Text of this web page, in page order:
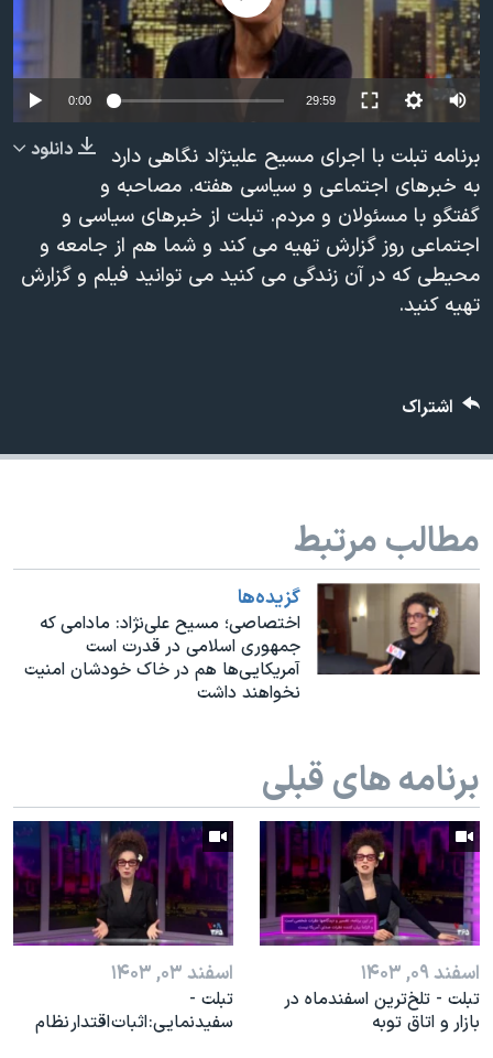
فرهنگ و زندگی
حقوق شهروندی
اقتصادی
اسرائیل در جنگ
گالری عکس
آرشیو پخش زنده
مستندها
انتخابات ریاست جمهوری آمریکا ۲۰۲۴
حمله جمهوری اسلامی به اسرائیل
ورزش زنان در ایران
اعتراضات زن، زندگی، آزادی
مجموعه مستندهای دادخواهی
تریبونال مردمی آبان ۹۸
قانون شفافیت دارائی کادر رهبری ایران
اعتراضات مردمی آبان ۹۸
نرگس محمدی برنده جایزه نوبل صلح
صفحه‌های ویژه
سفر پرزیدنت ترامپ به چین
دنبال کنید
زبانهای مختلف
0:00 29:59
دانلود
برنامه تبلت با اجرای مسیح علینژاد نگاهی دارد
به خبرهای اجتماعی و سیاسی هفته. مصاحبه و
گفتگو با مسئولان و مردم. تبلت از خبرهای سیاسی و
اجتماعی روز گزارش تهیه می کند و شما هم از جامعه و
محیطی که در آن زندگی می کنید می توانید فیلم و گزارش
تهیه کنید.
اشتراک
مطالب مرتبط
گزيده‌ها
اختصاصی؛ مسیح علی‌نژاد: مادامی که
جمهوری اسلامی در قدرت است
آمریکایی‌ها هم در خاک خودشان امنیت
نخواهند داشت
برنامه های قبلی
اسفند ۰۹, ۱۴۰۳
تبلت - تلخ‌ترین اسفندماه در
بازار و اتاق توبه
اسفند ۰۳, ۱۴۰۳
تبلت -
سفیدنمایی:‌ اثبات اقتدار نظام